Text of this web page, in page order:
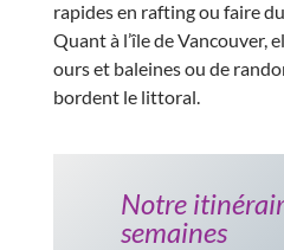
rapides en rafting ou faire
Quant à l’île de Vancouver,
ours et baleines ou de
bordent le littoral.
Notre
semaines